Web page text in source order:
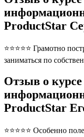
ProductStar
⭐⭐⭐⭐⭐ Грамотно
заниматься по
Отзыв о
ProductStar
⭐⭐⭐⭐⭐ Особенно